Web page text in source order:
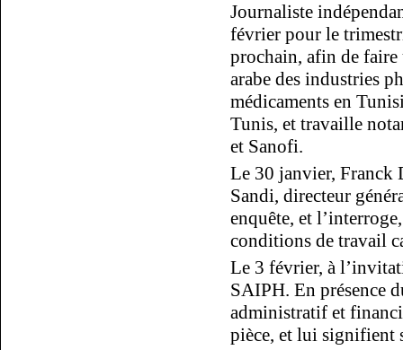
Journaliste
février pour le
prochain, afin de faire
arabe des industries
médicaments en
Tunis, et travaille
et Sanofi.
Le 30 janvier, Franck
Sandi, directeur
enquête, et
conditions de travail
Le 3 février, à
SAIPH. En présence
administratif et
pièce, et lui signifient